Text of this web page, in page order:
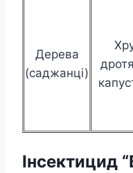
Дерева
(саджанці)
Інсектицид